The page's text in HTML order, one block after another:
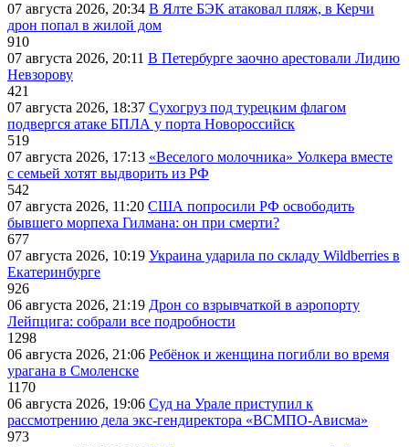
07 августа 2026, 20:34 В Ялте БЭК атаковал пляж, в Керчи
дрон попал в жилой дом
910
07 августа 2026, 20:11 В Петербурге заочно арестовали Лидию
Невзорову
421
07 августа 2026, 18:37 Сухогруз под турецким флагом
подвергся атаке БПЛА у порта Новороссийск
519
07 августа 2026, 17:13 «Веселого молочника» Уолкера вместе
с семьей хотят выдворить из РФ
542
07 августа 2026, 11:20 США попросили РФ освободить
бывшего морпеха Гилмана: он при смерти?
677
07 августа 2026, 10:19 Украина ударила по складу Wildberries в
Екатеринбурге
926
06 августа 2026, 21:19 Дрон со взрывчаткой в аэропорту
Лейпцига: собрали все подробности
1298
06 августа 2026, 21:06 Ребёнок и женщина погибли во время
урагана в Смоленске
1170
06 августа 2026, 19:06 Суд на Урале приступил к
рассмотрению дела экс-гендиректора «ВСМПО-Ависма»
973